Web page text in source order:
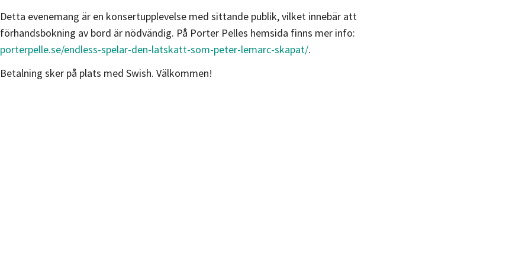
Detta evenemang är en konsertupplevelse med sittande publik, vilket innebär att
förhandsbokning av bord är nödvändig. På Porter Pelles hemsida finns mer info:
porterpelle.se/endless-spelar-den-latskatt-som-peter-lemarc-skapat/.
Betalning sker på plats med Swish. Välkommen!